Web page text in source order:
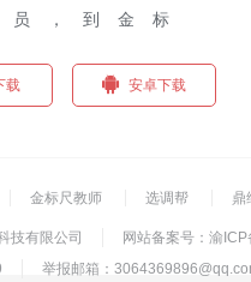
员，到金标
载 安卓下载
金标尺教师 选调帮 鼎
技有限公司
网站备案号：渝
举报邮箱：